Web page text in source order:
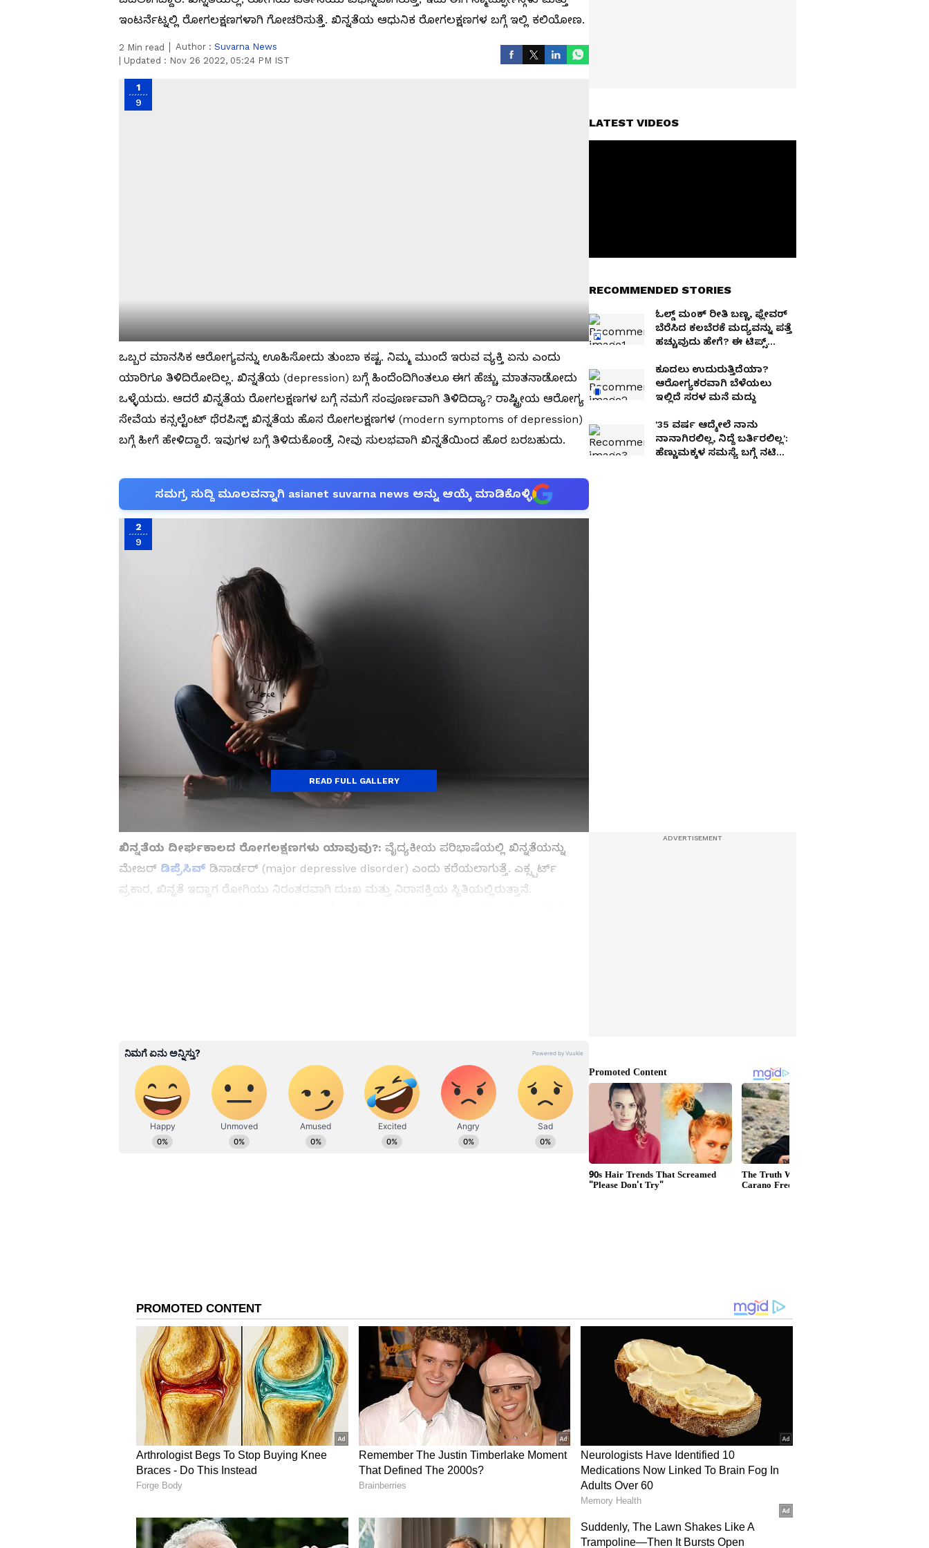
ಇಂಟರ್ನೆಟ್ನಲ್ಲಿ ರೋಗಲಕ್ಷಣಗಳಾಗಿ ಗೋಚರಿಸುತ್ತೆ. ಖಿನ್ನತೆಯ ಆಧುನಿಕ ರೋಗಲಕ್ಷಣಗಳ ಬಗ್ಗೆ ಇಲ್ಲಿ ಕಲಿಯೋಣ.
2 Min read Author : Suvarna News
Updated : Nov 26 2022, 05:24 PM IST
1
9
ಒಬ್ಬರ ಮಾನಸಿಕ ಆರೋಗ್ಯವನ್ನು ಊಹಿಸೋದು ತುಂಬಾ ಕಷ್ಟ. ನಿಮ್ಮ ಮುಂದೆ ಇರುವ ವ್ಯಕ್ತಿ ಏನು ಎಂದು
ಯಾರಿಗೂ ತಿಳಿದಿರೋದಿಲ್ಲ. ಖಿನ್ನತೆಯ (depression) ಬಗ್ಗೆ ಹಿಂದೆಂದಿಗಿಂತಲೂ ಈಗ ಹೆಚ್ಚು ಮಾತನಾಡೋದು
ಒಳ್ಳೆಯದು. ಆದರೆ ಖಿನ್ನತೆಯ ರೋಗಲಕ್ಷಣಗಳ ಬಗ್ಗೆ ನಮಗೆ ಸಂಪೂರ್ಣವಾಗಿ ತಿಳಿದಿದ್ಯಾ? ರಾಷ್ಟ್ರೀಯ ಆರೋಗ್ಯ
ಸೇವೆಯ ಕನ್ಸಲ್ಟೆಂಟ್ ಥೆರಪಿಸ್ಟ್ ಖಿನ್ನತೆಯ ಹೊಸ ರೋಗಲಕ್ಷಣಗಳ (modern symptoms of depression)
ಬಗ್ಗೆ ಹೀಗೆ ಹೇಳಿದ್ದಾರೆ. ಇವುಗಳ ಬಗ್ಗೆ ತಿಳಿದುಕೊಂಡ್ರೆ ನೀವು ಸುಲಭವಾಗಿ ಖಿನ್ನತೆಯಿಂದ ಹೊರ ಬರಬಹುದು.
ಸಮಗ್ರ ಸುದ್ದಿ ಮೂಲವನ್ನಾಗಿ asianet suvarna news ಅನ್ನು ಆಯ್ಕೆ ಮಾಡಿಕೊಳ್ಳಿ
2
9
ಖಿನ್ನತೆಯ ದೀರ್ಘಕಾಲದ ರೋಗಲಕ್ಷಣಗಳು ಯಾವುವು?: ವೈದ್ಯಕೀಯ ಪರಿಭಾಷೆಯಲ್ಲಿ ಖಿನ್ನತೆಯನ್ನು
ಮೇಜರ್ ಡಿಪ್ರೆಸಿವ್ ಡಿಸಾರ್ಡರ್ (major depressive disorder) ಎಂದು ಕರೆಯಲಾಗುತ್ತೆ. ಎಕ್ಸ್ಪರ್ಟ್
ಪ್ರಕಾರ, ಖಿನ್ನತೆ ಇದ್ದಾಗ ರೋಗಿಯು ನಿರಂತರವಾಗಿ ದುಃಖ ಮತ್ತು ನಿರಾಸಕ್ತಿಯ ಸ್ಥಿತಿಯಲ್ಲಿರುತ್ತಾನೆ.
9
ಖಿನ್ನತೆಯ ಲಕ್ಷಣಗಳು ಬದಲಾಗಿವೆ:ಖಿನ್ನತೆಯಿಂದ ಬಳಲುತ್ತಿರುವ ವ್ಯಕ್ತಿಯು ತನ್ನ ಮಾನಸಿಕ ಸ್ಥಿತಿಯನ್ನು
(mental status) ಮರೆಮಾಚಲು ಪ್ರಯತ್ನಿಸುತ್ತಾನೆ. ಆದ್ದರಿಂದ ಅಂತಹ ಜನರು ಹೆಚ್ಚಾಗಿ ನಗೋದನ್ನು ಮತ್ತು
ಸಾಮಾನ್ಯವಾಗಿರೋದನ್ನು ಕಾಣಬಹುದು. ಆದರೆ, ಆಗಾಗ್ಗೆ ಅವರು ಖಿನ್ನತೆಯ ತೀವ್ರ ಅನುಭವ ಎದುರಿಸೋದನ್ನು
ಕಾಣಬಹುದು.
READ FULL GALLERY
LATEST VIDEOS
RECOMMENDED STORIES
ಓಲ್ಡ್ ಮಂಕ್‌ ರೀತಿ ಬಣ್ಣ, ಫ್ಲೇವರ್
ಬೆರೆಸಿದ ಕಲಬೆರಕೆ ಮದ್ಯವನ್ನು ಪತ್ತೆ
ಹಚ್ಚುವುದು ಹೇಗೆ? ಈ ಟಿಪ್ಸ್
ಕೂದಲು ಉದುರುತ್ತಿದೆಯಾ?
ಆರೋಗ್ಯಕರವಾಗಿ ಬೆಳೆಯಲು
ಇಲ್ಲಿದೆ ಸರಳ ಮನೆ ಮದ್ದು
'35 ವರ್ಷ ಆದ್ಮೇಲೆ ನಾನು
ನಾನಾಗಿರಲಿಲ್ಲ, ನಿದ್ದೆ ಬರ್ತಿರಲಿಲ್ಲ':
ಹೆಣ್ಣುಮಕ್ಕಳ ಸಮಸ್ಯೆ ಬಗ್ಗೆ ನಟಿ